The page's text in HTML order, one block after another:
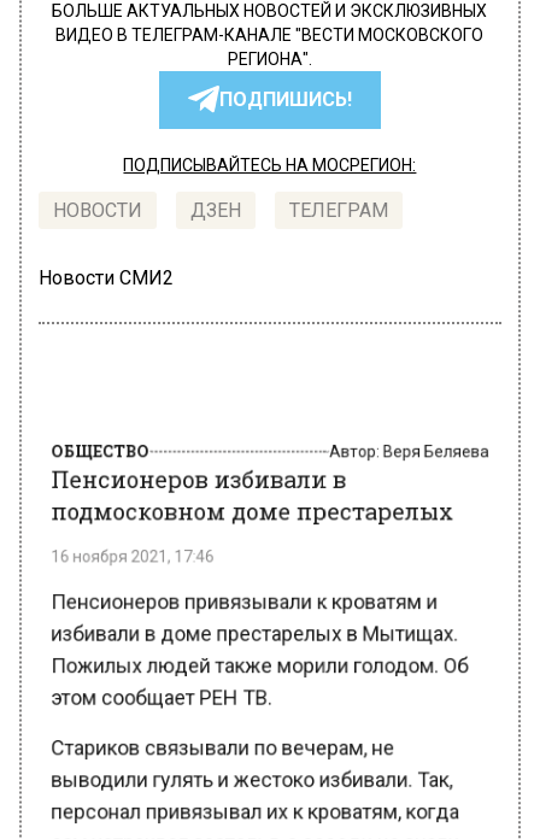
БОЛЬШЕ АКТУАЛЬНЫХ НОВОСТЕЙ И ЭКСКЛЮЗИВНЫХ
ВИДЕО В ТЕЛЕГРАМ-КАНАЛЕ "ВЕСТИ МОСКОВСКОГО
РЕГИОНА".
ПОДПИШИСЬ!
ПОДПИСЫВАЙТЕСЬ НА МОСРЕГИОН:
НОВОСТИ ДЗЕН ТЕЛЕГРАМ
Новости СМИ2
подмосковном доме престарелых
16 ноября 2021, 17:46
Пенсионеров привязывали к кроватям и
избивали в доме престарелых в Мытищах.
Пожилых людей также морили голодом. Об
этом сообщает РЕН ТВ.
выводили гулять и жестоко избивали. Так,
персонал привязывал их к кроватям, когда
сам устраивал застолья, а соседи не знали,